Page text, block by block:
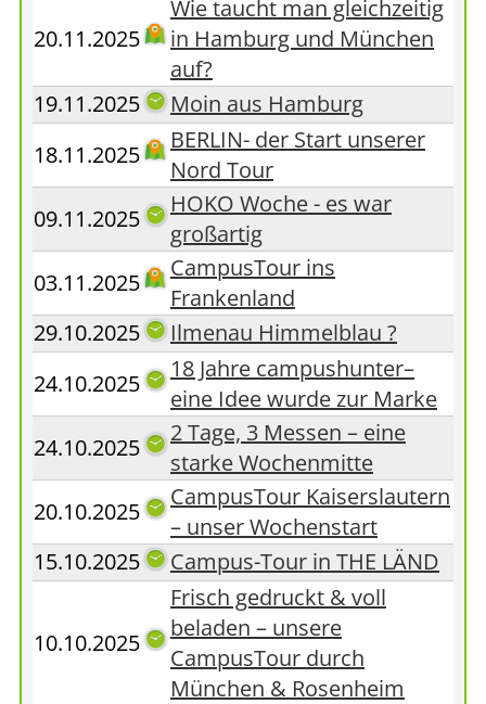
20.11.2025
Wie taucht man gleichzeitig
in Hamburg und München
auf?
19.11.2025
Moin aus Hamburg
18.11.2025
BERLIN- der Start unserer
Nord Tour
09.11.2025
HOKO Woche - es war
großartig
03.11.2025
CampusTour ins
Frankenland
29.10.2025
Ilmenau Himmelblau ?
24.10.2025
18 Jahre campushunter–
eine Idee wurde zur Marke
24.10.2025
2 Tage, 3 Messen – eine
starke Wochenmitte
20.10.2025
CampusTour Kaiserslautern
– unser Wochenstart
15.10.2025
Campus-Tour in THE LÄND
10.10.2025
Frisch gedruckt & voll
beladen – unsere
CampusTour durch
München & Rosenheim